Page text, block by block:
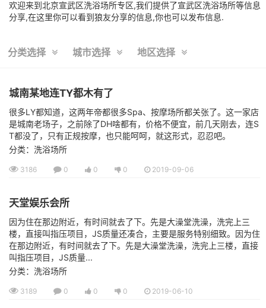
欢迎来到北京宣武区洗浴场所专区,我们提供了宣武区洗浴场所等信息
分享,在这里你可以看到狼友分享的信息,你也可以发布信息.
分类选择 城市选择 地区选择
城南某地连TY都木有了
很多LY都知道，这两年帝都很多Spa、按摩场所都关张了。这一家店
是城南老场子，之前除了DH啥都有，价格不便宜，前几天刚去，连S
T都没了，只有正规按摩，也只能呵呵，就这形式，忍忍吧。
分类：洗浴场所
3186 0 0 0 2019-09-06
天堂娱乐会所
因为住在那边附近，有时间就去了下。先是大澡堂洗澡，洗完上三
楼，直接叫指压项目，JS质量还凑合，主要是服务特别细致。因为住
在那边附近，有时间就去了下。先是大澡堂洗澡，洗完上三楼，直接
叫指压项目，JS质量...
分类：洗浴场所
3189 0 0 0 2019-06-10